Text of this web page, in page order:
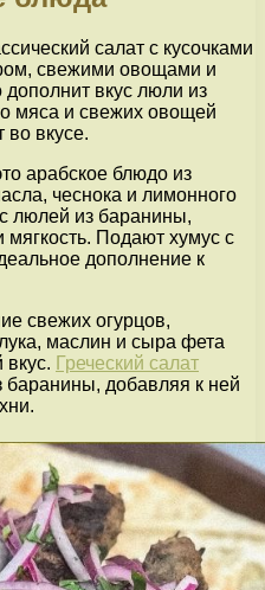
салат с кусочками
свежими овощами и
вкус люли из
мяса и свежих овощей
во вкусе.
арабское блюдо из
чеснока и лимонного
люлей из баранины,
Подают хумус с
дополнение к
свежих огурцов,
маслин и сыра фета
Греческий салат
баранины, добавляя к ней